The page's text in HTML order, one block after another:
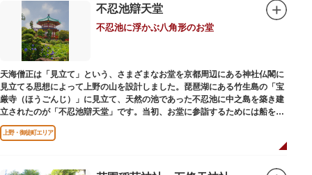
アメ横のはじまりは、物資が底をついた第二次世界大戦後にできた闇市。多
くの闇市が的屋の仕切りであったのに対して、アメ横は満州からの復員兵が
共同体となり連合会を結成。出店を統制し、商店街が形成されました。
当時、JR上野駅のすぐ南に発生した闇市は、飴を販売する屋台があったこと
から「アメヤ横丁（飴屋通り）」と呼ばれるように。反対側のJR御徒町付近
には、アメリカ進駐軍の放出物資を販売する店ができたので「アメリカ横丁
（アメリカ通り）」と呼ばれるようになりました。この2つのエリアが統合
され、今の「アメ横」になったと言われています。
不忍池辯天堂
不忍池に浮かぶ八角形のお堂
天海僧正は「見立て」という、さまざまなお堂を京都周辺にある神社仏閣に
見立てる思想によって上野の山を設計しました。琵琶湖にある竹生島の「宝
厳寺（ほうごんじ）」に見立て、天然の池であった不忍池に中之島を築き建
立されたのが「不忍池辯天堂」です。当初、お堂に参詣するためには船を使
用していましたが、参詣者が増えたことから橋がかけられました。不忍池の
どこからでも参拝できるように、八角形の建物になったと言われ、7月から8
上野・御徒町エリア